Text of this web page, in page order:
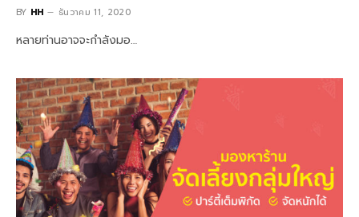
BY HH ธันวาคม 11, 2020
หลายท่านอาจจะกำลังมอ…